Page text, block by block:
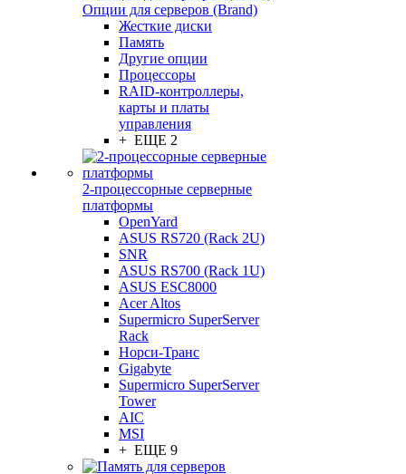
Опции для серверов (Brand)
Жесткие диски
Память
Другие опции
Процессоры
RAID-контроллеры,
карты и платы
управления
+ ЕЩЕ 2
2-процессорные серверные
платформы
OpenYard
ASUS RS720 (Rack 2U)
SNR
ASUS RS700 (Rack 1U)
ASUS ESC8000
Acer Altos
Supermicro SuperServer
Rack
Норси-Транс
Gigabyte
Supermicro SuperServer
Tower
AIC
MSI
+ ЕЩЕ 9